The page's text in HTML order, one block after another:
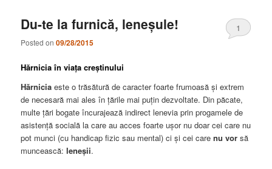
Du-te la furnică, leneșule!
Posted on09/28/2015
1
Hărnicia în viața creștinului
Hărnicia este o trăsătură de caracter foarte frumoasă și extrem
de necesară mai ales în țările mai puțin dezvoltate. Din păcate,
multe țări bogate încurajează indirect lenevia prin progamele de
asistență socială la care au acces foarte ușor nu doar cei care nu
pot munci (cu handicap fizic sau mental) ci și cei carenu vor să
muncească:leneșii.